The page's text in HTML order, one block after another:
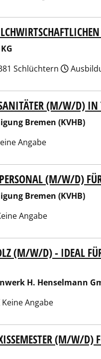
Schlüchtern
(M/W/D) IN
Bremen (KVHB)
Angabe
(M/W/D)
Bremen (KVHB)
Angabe
GmbH + Co. KG
(M/W/D) - IDEAL
H. Henselmann
Keine Angabe
(M/W/D)